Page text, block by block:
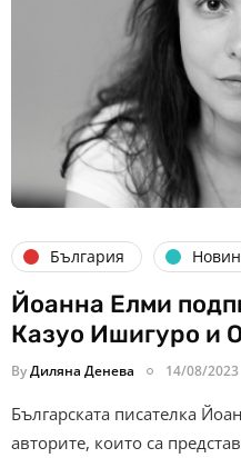
България
Йоанна Елми
Казуо Ишигуро и
ByДиляна Денева 14/08/2023
Българската писателка
авторите, които са